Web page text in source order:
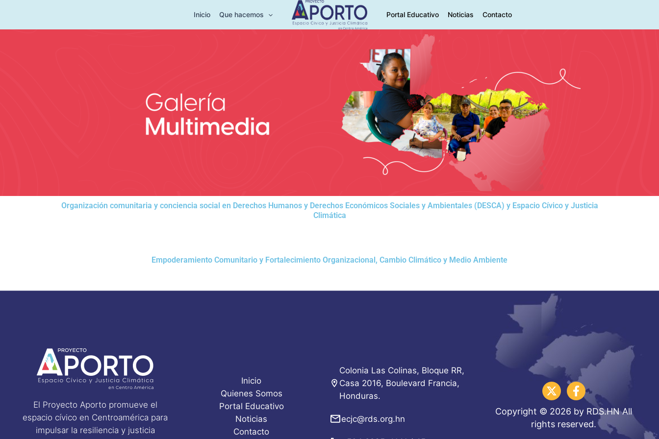
contenido
Inicio Que hacemos Portal Educativo Noticias Contacto
Organización comunitaria y conciencia social en Derechos Humanos y Derechos Económicos Sociales y Ambientales (DESCA) y Espacio Cívico y Justicia
Climática
Empoderamiento Comunitario y Fortalecimiento Organizacional, Cambio Climático y Medio Ambiente
El Proyecto Aporto promueve el
espacio cívico en Centroamérica para
impulsar la resiliencia y justicia
Inicio
Quienes Somos
Portal Educativo
Noticias
Contacto
Colonia Las Colinas, Bloque RR,
Casa 2016, Boulevard Francia,
Honduras.
ecjc@rds.org.hn
Copyright © 2026 by RDS.HN All
rights reserved.